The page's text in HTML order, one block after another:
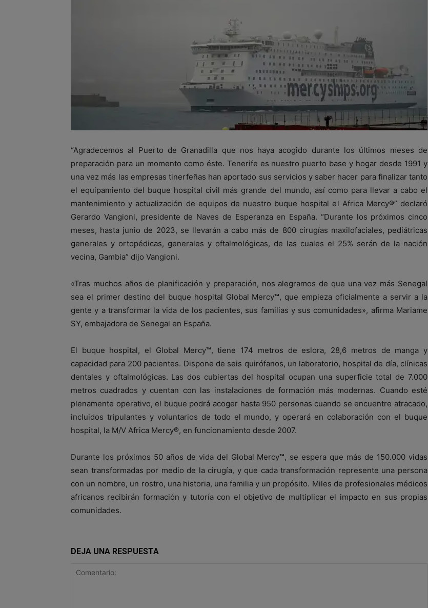
“Agradecemos al Puerto de Granadilla que nos haya acogido durante los últimos meses de
preparación para un momento como éste. Tenerife es nuestro puerto base y hogar desde 1991 y
una vez más las empresas tinerfeñas han aportado sus servicios y saber hacer para finalizar tanto
el equipamiento del buque hospital civil más grande del mundo, así como para llevar a cabo el
mantenimiento y actualización de equipos de nuestro buque hospital el Africa Mercy®” declaró
Gerardo Vangioni, presidente de Naves de Esperanza en España. “Durante los próximos cinco
meses, hasta junio de 2023, se llevarán a cabo más de 800 cirugías maxilofaciales, pediátricas
generales y ortopédicas, generales y oftalmológicas, de las cuales el 25% serán de la nación
vecina, Gambia” dijo Vangioni.
«Tras muchos años de planificación y preparación, nos alegramos de que una vez más Senegal
sea el primer destino del buque hospital Global Mercy™, que empieza oficialmente a servir a la
gente y a transformar la vida de los pacientes, sus familias y sus comunidades», afirma Mariame
SY, embajadora de Senegal en España.
El buque hospital, el Global Mercy™, tiene 174 metros de eslora, 28,6 metros de manga y
capacidad para 200 pacientes. Dispone de seis quirófanos, un laboratorio, hospital de día, clínicas
dentales y oftalmológicas. Las dos cubiertas del hospital ocupan una superficie total de 7.000
metros cuadrados y cuentan con las instalaciones de formación más modernas. Cuando esté
plenamente operativo, el buque podrá acoger hasta 950 personas cuando se encuentre atracado,
incluidos tripulantes y voluntarios de todo el mundo, y operará en colaboración con el buque
hospital, la M/V Africa Mercy®, en funcionamiento desde 2007.
Durante los próximos 50 años de vida del Global Mercy™, se espera que más de 150.000 vidas
sean transformadas por medio de la cirugía, y que cada transformación represente una persona
con un nombre, un rostro, una historia, una familia y un propósito. Miles de profesionales médicos
africanos recibirán formación y tutoría con el objetivo de multiplicar el impacto en sus propias
comunidades.
DEJA UNA RESPUESTA